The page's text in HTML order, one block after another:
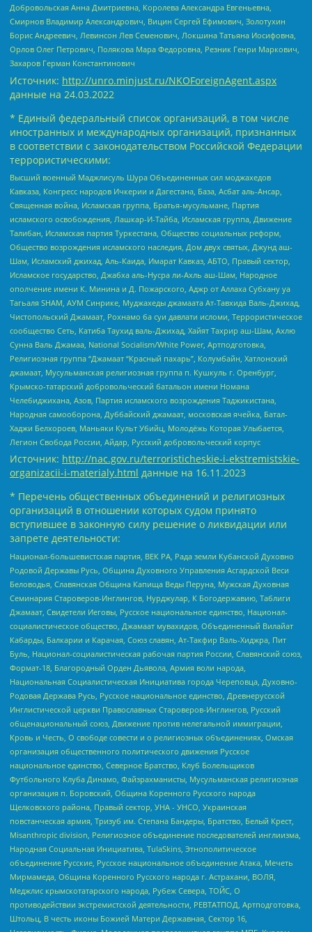
Добровольская Анна Дмитриевна, Королева Александра Евгеньевна,
Смирнов Владимир Александрович, Вицин Сергей Ефимович, Золотухин
Борис Андреевич, Левинсон Лев Семенович, Локшина Татьяна Иосифовна,
Орлов Олег Петрович, Полякова Мара Федоровна, Резник Генри Маркович,
Захаров Герман Константинович
Источник: http://unro.minjust.ru/NKOForeignAgent.aspx
данные на 24.03.2022
* Единый федеральный список организаций, в том числе
иностранных и международных организаций, признанных
в соответствии с законодательством Российской Федерации
террористическими:
Высший военный Маджлисуль Шура Объединенных сил моджахедов
Кавказа, Конгресс народов Ичкерии и Дагестана, База, Асбат аль-Ансар,
Священная война, Исламская группа, Братья-мусульмане, Партия
исламского освобождения, Лашкар-И-Тайба, Исламская группа, Движение
Талибан, Исламская партия Туркестана, Общество социальных реформ,
Общество возрождения исламского наследия, Дом двух святых, Джунд аш-
Шам, Исламский джихад, Аль-Каида, Имарат Кавказ, АБТО, Правый сектор,
Исламское государство, Джабха аль-Нусра ли-Ахль аш-Шам, Народное
ополчение имени К. Минина и Д. Пожарского, Аджр от Аллаха Субхану уа
Тагьаля SHAM, АУМ Синрике, Муджахеды джамаата Ат-Тавхида Валь-Джихад,
Чистопольский Джамаат, Рохнамо ба суи давлати исломи, Террористическое
сообщество Сеть, Катиба Таухид валь-Джихад, Хайят Тахрир аш-Шам, Ахлю
Сунна Валь Джамаа, National Socialism/White Power, Артподготовка,
Религиозная группа “Джамаат “Красный пахарь”, Колумбайн, Хатлонский
джамаат, Мусульманская религиозная группа п. Кушкуль г. Оренбург,
Крымско-татарский добровольческий батальон имени Номана
Челебиджихана, Азов, Партия исламского возрождения Таджикистана,
Народная самооборона, Дуббайский джамаат, московская ячейка, Батал-
Хаджи Белхороев, Маньяки Культ Убийц, Молодёжь Которая Улыбается,
Легион Свобода России, Айдар, Русский добровольческий корпус
Источник: http://nac.gov.ru/terroristicheskie-i-ekstremistskie-
organizacii-i-materialy.html данные на 16.11.2023
* Перечень общественных объединений и религиозных
организаций в отношении которых судом принято
вступившее в законную силу решение о ликвидации или
запрете деятельности:
Национал-большевистская партия, ВЕК РА, Рада земли Кубанской Духовно
Родовой Державы Русь, Община Духовного Управления Асгардской Веси
Беловодья, Славянская Община Капища Веды Перуна, Мужская Духовная
Семинария Староверов-Инглингов, Нурджулар, К Богодержавию, Таблиги
Джамаат, Свидетели Иеговы, Русское национальное единство, Национал-
социалистическое общество, Джамаат мувахидов, Объединенный Вилайат
Кабарды, Балкарии и Карачая, Союз славян, Ат-Такфир Валь-Хиджра, Пит
Буль, Национал-социалистическая рабочая партия России, Славянский союз,
Формат-18, Благородный Орден Дьявола, Армия воли народа,
Национальная Социалистическая Инициатива города Череповца, Духовно-
Родовая Держава Русь, Русское национальное единство, Древнерусской
Инглистической церкви Православных Староверов-Инглингов, Русский
общенациональный союз, Движение против нелегальной иммиграции,
Кровь и Честь, О свободе совести и о религиозных объединениях, Омская
организация общественного политического движения Русское
национальное единство, Северное Братство, Клуб Болельщиков
Футбольного Клуба Динамо, Файзрахманисты, Мусульманская религиозная
организация п. Боровский, Община Коренного Русского народа
Щелковского района, Правый сектор, УНА - УНСО, Украинская
повстанческая армия, Тризуб им. Степана Бандеры, Братство, Белый Крест,
Misanthropic division, Религиозное объединение последователей инглиизма,
Народная Социальная Инициатива, TulaSkins, Этнополитическое
объединение Русские, Русское национальное объединение Атака, Мечеть
Мирмамеда, Община Коренного Русского народа г. Астрахани, ВОЛЯ,
Меджлис крымскотатарского народа, Рубеж Севера, ТОЙС, О
противодействии экстремистской деятельности, РЕВТАТПОД, Артподготовка,
Штольц, В честь иконы Божией Матери Державная, Сектор 16,